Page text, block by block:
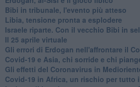
Bibi in tribunale, l'evento più atteso
Libia, tensione pronta a esplodere
Israele riparte. Con il vecchio Bibi in
Il 25 aprile virtuale
Gli errori di Erdogan nell'affrontare il
Covid-19 e Asia, chi sorride e chi
Gli effetti del Coronavirus in
Covid-19 in Africa, un rischio per tutto